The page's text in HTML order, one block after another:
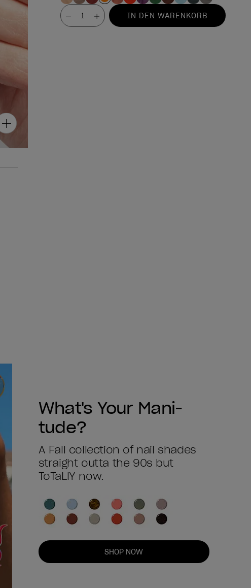
Wert
IN DEN WARENKORB
What's Your Mani-
tude?
A Fall collection of nail shades
straight outta the 90s but
ToTaLlY now.
SHOP NOW